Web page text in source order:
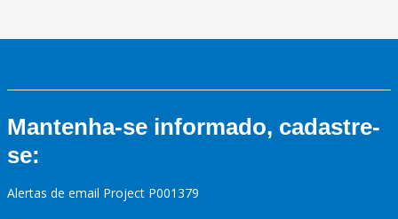
Mantenha-se informado, cadastre-
se:
Alertas de email Project P001379